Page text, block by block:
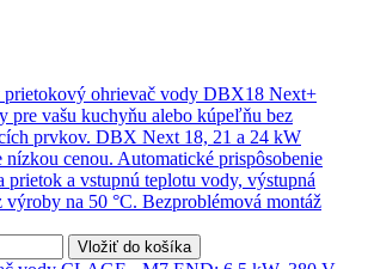
ohrievač vody DBX18 Next+
pre vašu kuchyňu alebo kúpeľňu bez
prvkov. DBX Next 18, 21 a 24 kW
cenou. Automatické prispôsobenie
a vstupnú teplotu vody, výstupná
výroby na 50 °C. Bezproblémová montáž
Vložiť do košíka